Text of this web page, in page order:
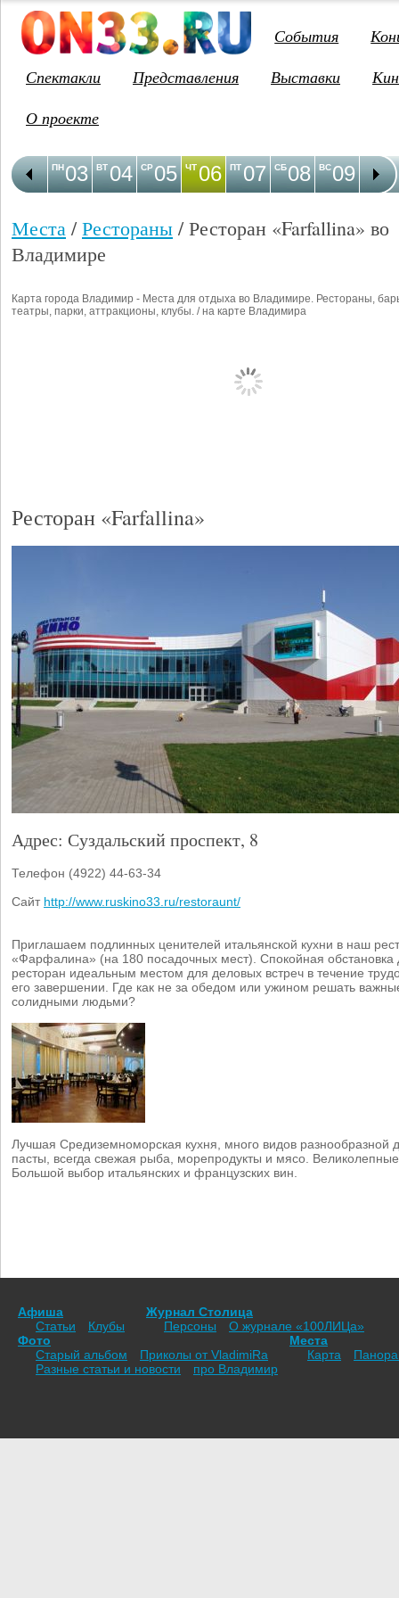
События
Спектакли
Представления Выставки
О проекте
03
ПН 04
ВТ 05
СР 06
ЧТ 07
ПТ 08
СБ 09
ВС 10
ПН
Места /Рестораны / Ресторан «Farfallina» во
Владимире
Карта города Владимир - Места для отдыха во Владимире. Рестораны,
театры, парки, аттракционы, клубы. / на карте Владимира
Ресторан «Farfallina»
Адрес: Суздальский проспект, 8
Телефон (4922) 44-63-34
Сайт http://www.ruskino33.ru/restoraunt/
Приглашаем подлинных ценителей итальянской кухни в наш
«Фарфалина» (на 180 посадочных мест). Спокойная обстановка
ресторан идеальным местом для деловых встреч в течение
его завершении. Где как не за обедом или ужином решать
солидными людьми?
Лучшая Средиземноморская кухня, много видов разнообразной
пасты, всегда свежая рыба, морепродукты и мясо.
Большой выбор итальянских и французских вин.
Афиша
Статьи
Клубы
Журнал Столица
Персоны
О журнале «100ЛИЦа»
Фото
Старый альбом
Приколы от VladimiRа
Места
Карта
Разные статьи и новости
про Владимир